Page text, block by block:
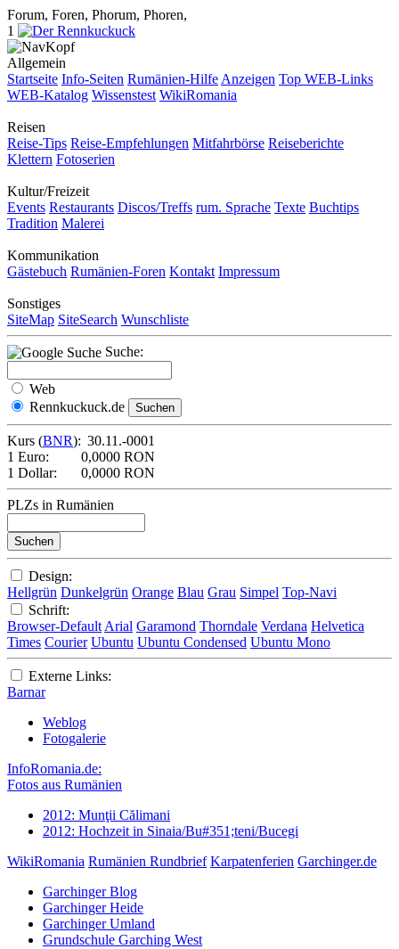
Forum, Foren, Phorum, Phoren,
1
Allgemein
Startseite Info-Seiten Rumänien-Hilfe Anzeigen Top WEB-Links
WEB-Katalog Wissenstest WikiRomania
Reisen
Reise-Tips Reise-Empfehlungen Mitfahrbörse Reiseberichte
Klettern Fotoserien
Kultur/Freizeit
Events Restaurants Discos/Treffs rum. Sprache Texte Buchtips
Tradition Malerei
Kommunikation
Gästebuch Rumänien-Foren Kontakt Impressum
Sonstiges
SiteMap SiteSearch Wunschliste
Suche:
Web
Rennkuckuck.de
Kurs (BNR): 30.11.-0001
1 Euro:
0,0000 RON
1 Dollar:
0,0000 RON
PLZs in Rumänien
Design:
Hellgrün Dunkelgrün Orange Blau Grau Simpel Top-Navi
Schrift:
Browser-Default Arial Garamond Thorndale Verdana Helvetica
Times Courier Ubuntu Ubuntu Condensed Ubuntu Mono
Externe Links:
Barnar
Weblog
Fotogalerie
InfoRomania.de:
Fotos aus Rumänien
2012: Munţii Călimani
2012: Hochzeit in Sinaia/Bu#351;teni/Bucegi
WikiRomania Rumänien Rundbrief Karpatenferien Garchinger.de
Garchinger Blog
Garchinger Heide
Garchinger Umland
Grundschule Garching West